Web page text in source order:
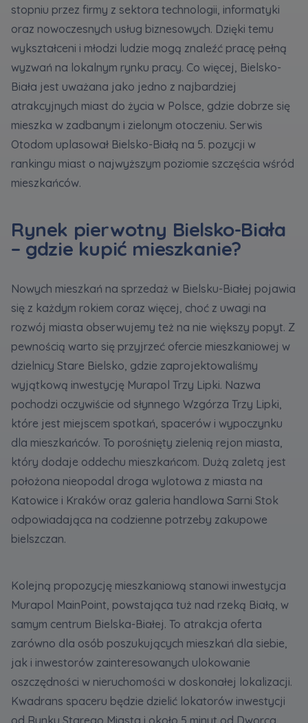
stopniu przez firmy z sektora technologii, informatyki
oraz nowoczesnych usług biznesowych. Dzięki temu
wykształceni i młodzi ludzie mogą znaleźć pracę pełną
wyzwań na lokalnym rynku pracy. Co więcej, Bielsko-
Biała jest uważana jako jedno z najbardziej
atrakcyjnych miast do życia w Polsce, gdzie dobrze się
mieszka w zadbanym i zielonym otoczeniu. Serwis
Otodom uplasował Bielsko-Białą na 5. pozycji w
rankingu miast o najwyższym poziomie szczęścia wśród
mieszkańców.
Rynek pierwotny Bielsko-Biała
– gdzie kupić mieszkanie?
Nowych mieszkań na sprzedaż w Bielsku-Białej pojawia
się z każdym rokiem coraz więcej, choć z uwagi na
rozwój miasta obserwujemy też na nie większy popyt. Z
pewnością warto się przyjrzeć ofercie mieszkaniowej w
dzielnicy Stare Bielsko, gdzie zaprojektowaliśmy
wyjątkową inwestycję Murapol Trzy Lipki. Nazwa
pochodzi oczywiście od słynnego Wzgórza Trzy Lipki,
które jest miejscem spotkań, spacerów i wypoczynku
dla mieszkańców. To porośnięty zielenią rejon miasta,
który dodaje oddechu mieszkańcom. Dużą zaletą jest
położona nieopodal droga wylotowa z miasta na
Katowice i Kraków oraz galeria handlowa Sarni Stok
odpowiadająca na codzienne potrzeby zakupowe
bielszczan.
Kolejną propozycję mieszkaniową stanowi inwestycja
Murapol MainPoint, powstająca tuż nad rzeką Białą, w
samym centrum Bielska-Białej. To atrakcja oferta
zarówno dla osób poszukujących mieszkań dla siebie,
jak i inwestorów zainteresowanych ulokowanie
oszczędności w nieruchomości w doskonałej lokalizacji.
Kwadrans spaceru będzie dzielić lokatorów inwestycji
od Rynku Starego Miasta i około 5 minut od Dworca
pakietu akcji proszę wysyłać na
notyfikacje@murapol.pl
Skontaktuj się z nami